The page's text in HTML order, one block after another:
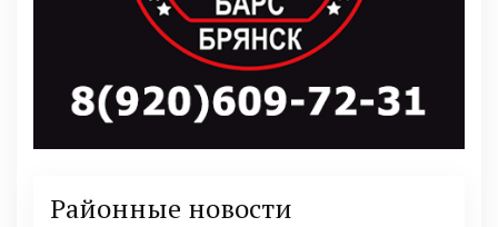
Районные новости